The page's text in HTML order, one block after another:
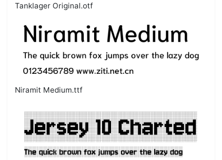
Tanklager Original.otf
Niramit Medium.ttf